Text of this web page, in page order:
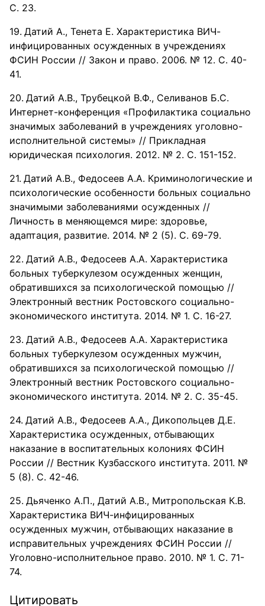
С. 23.
Датий А., Тенета Е. Характеристика ВИЧ-
инфицированных осужденных в учреждениях
ФСИН России // Закон и право. 2006. № 12. С. 40-
41.
Датий А.В., Трубецкой В.Ф., Селиванов Б.С.
Интернет-конференция «Профилактика социально
значимых заболеваний в учреждениях уголовно-
исполнительной системы» // Прикладная
юридическая психология. 2012. № 2. С. 151-152.
Датий А.В., Федосеев А.А. Криминологические и
психологические особенности больных социально
значимыми заболеваниями осужденных //
Личность в меняющемся мире: здоровье,
адаптация, развитие. 2014. № 2 (5). С. 69-79.
Датий А.В., Федосеев А.А. Характеристика
больных туберкулезом осужденных женщин,
обратившихся за психологической помощью //
Электронный вестник Ростовского социально-
экономического института. 2014. № 1. С. 16-27.
Датий А.В., Федосеев А.А. Характеристика
больных туберкулезом осужденных мужчин,
обратившихся за психологической помощью //
Электронный вестник Ростовского социально-
экономического института. 2014. № 2. С. 35-45.
Датий А.В., Федосеев А.А., Дикопольцев Д.Е.
Характеристика осужденных, отбывающих
наказание в воспитательных колониях ФСИН
России // Вестник Кузбасского института. 2011. №
5 (8). С. 42-46.
Дьяченко А.П., Датий А.В., Митропольская К.В.
Характеристика ВИЧ-инфицированных
осужденных мужчин, отбывающих наказание в
исправительных учреждениях ФСИН России //
Уголовно-исполнительное право. 2010. № 1. С. 71-
74.
Цитировать